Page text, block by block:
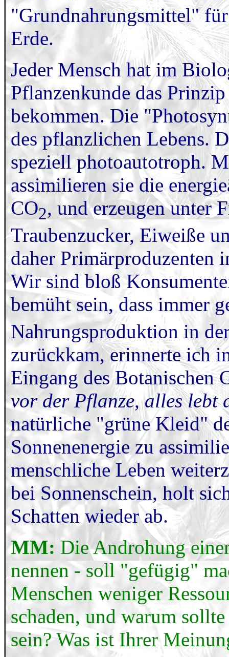
"Grundnahrungsmittel"
Erde.
Jeder Mensch hat im
Pflanzenkunde das
bekommen. Die
des pflanzlichen Lebens.
speziell photoautotroph.
assimilieren sie die
CO2, und erzeugen unter
Traubenzucker, Eiweiße
daher Primärproduzenten
Wir sind bloß
bemüht sein, dass immer
Nahrungsproduktion in
zurückkam, erinnerte ich
Eingang des Botanischen
vor der Pflanze, alles lebt
natürliche "grüne Kleid"
Sonnenenergie zu
menschliche Leben
bei Sonnenschein, holt
Schatten wieder ab.
MM: Die Androhung
nennen - soll "gefügig"
Menschen weniger
schaden, und warum
sein? Was ist Ihrer